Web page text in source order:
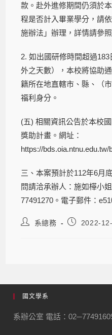
款。赴外進修期間仍須於
程是否計入畢業學分，請
施辦法」辦理，詳情請參
2. 如出國研修時間超過
外之天數），本校將協助
籍所在地直轄市、縣、（
福利身分。
(五) 相關資訊公告於本校
獎助計畫。網址：
https://
三、本案預計於112年6月
問請洽承辦人：施如樺小
77491270。電子郵件：
系總務 2022-
國文學系
系辦公室 電話：